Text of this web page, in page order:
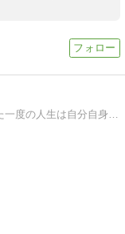
いい人生、いい仕事のタネを蒔く。たった一度の人生は自分自身が納得すること。一日一日を大切に・・